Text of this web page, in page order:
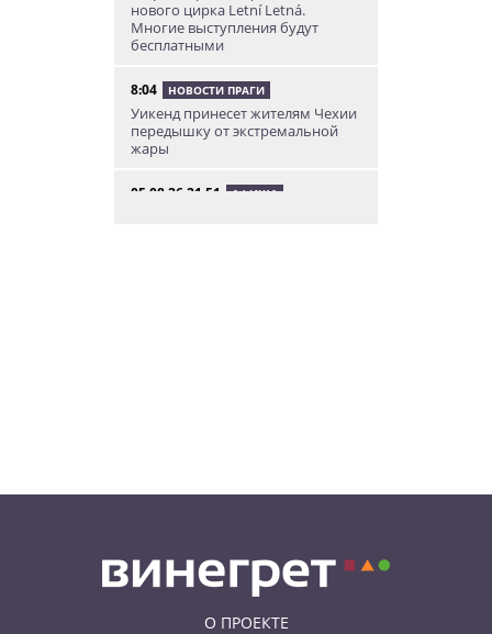
нового цирка Letní Letná.
Многие выступления будут
бесплатными
8:04 НОВОСТИ ПРАГИ
Уикенд принесет жителям Чехии
передышку от экстремальной
жары
05.08.26 21:51 АФИША
О ПРОЕКТЕ